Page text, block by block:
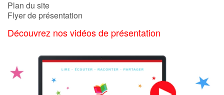
Plan du site
Flyer de présentation
Découvrez nos vidéos de présentation